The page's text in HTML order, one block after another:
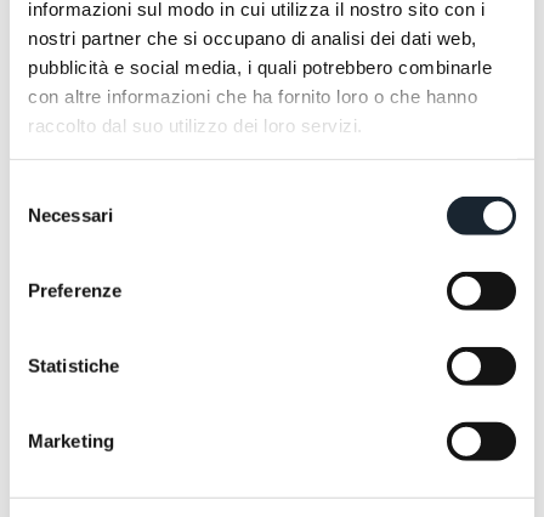
informazioni sul modo in cui utilizza il nostro sito con i
nostri partner che si occupano di analisi dei dati web,
pubblicità e social media, i quali potrebbero combinarle
con altre informazioni che ha fornito loro o che hanno
raccolto dal suo utilizzo dei loro servizi.
delNecessari
Preferenze
Statistiche
Marketing
Besser zu zweit, definitiv. Derselbe Rhythmus,
dieselbe Wärme, ein Raum, der zum Komplizen wird
und die Wahrnehmung verändert. Hier wird die
Entspannung wirklich geteilt. Und wird etwas etwas
Lebendiges, weniger Vorhersehbares. Spezieller, kurz
gesagt.
UNSER SPA-MENÜ